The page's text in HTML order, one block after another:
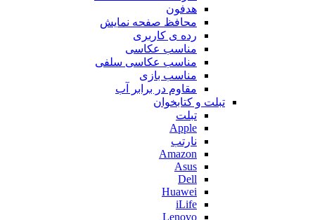
هدفون
محافظ صفحه نمایش
رده ی کاربری
مناسب عکاسی
مناسب عکاسی سلفی
مناسب بازی
مقاوم در برابر آب
تبلت و کتابخوان
تبلت
Apple
نارتب
Amazon
Asus
Dell
Huawei
iLife
Lenovo